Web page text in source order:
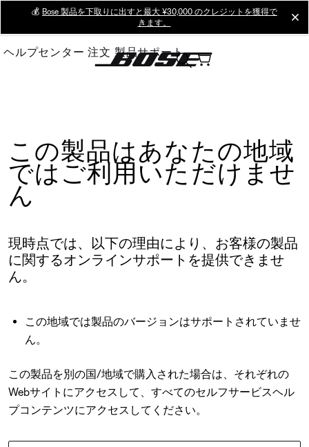
Main
💰 Bose 製品を下取りに出すと最大 ¥30,000 のクレジットを獲得で
きます。
ヘルプセンター 注文 製品サポート
この製品はあなたの地域
ではご利用いただけませ
ん
現時点では、以下の理由により、お客様の製品
に関するオンラインサポートを提供できませ
ん。
この地域では製品のバージョンはサポートされていませ
ん。
この製品を別の国/地域で購入された場合は、それぞれの
Webサイトにアクセスして、すべてのセルフサービスヘル
プコンテンツにアクセスしてください。